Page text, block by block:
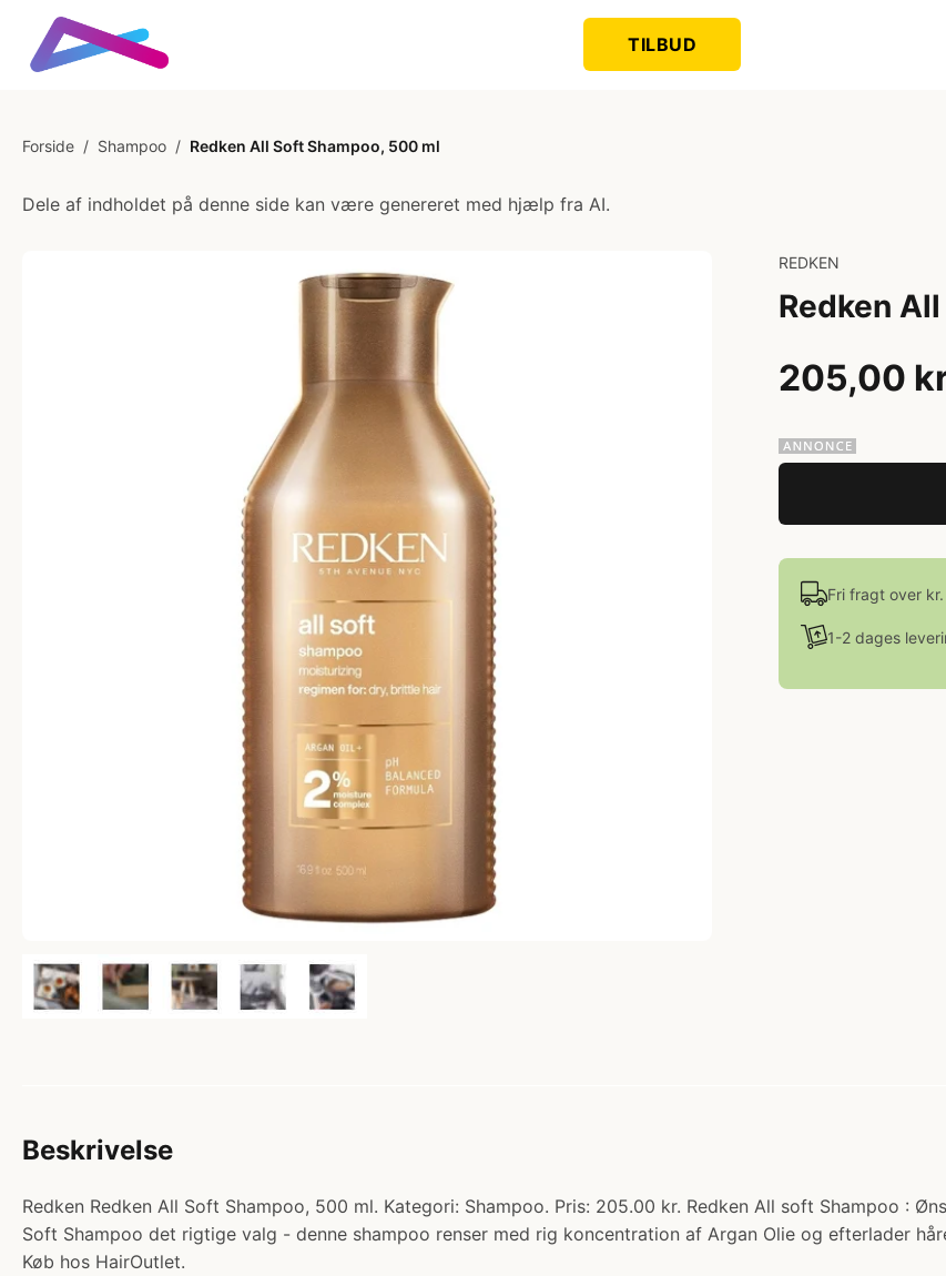
TILBUD
Forside / Shampoo / Redken All Soft Shampoo, 500 ml
Dele af indholdet på denne side kan være genereret med hjælp fra AI.
REDKEN
Redken
205,00
Fri fragt over
1-2 dages
Beskrivelse
Redken Redken All Soft Shampoo, 500 ml. Kategori: Shampoo. Pris: 205.00 kr. Redken All soft Shampoo :
Soft Shampoo det rigtige valg - denne shampoo renser med rig koncentration af Argan Olie og efterlader
Køb hos HairOutlet.